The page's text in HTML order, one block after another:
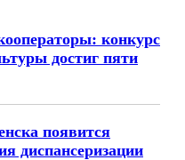
конкурс
достиг пяти
появится
диспансеризации